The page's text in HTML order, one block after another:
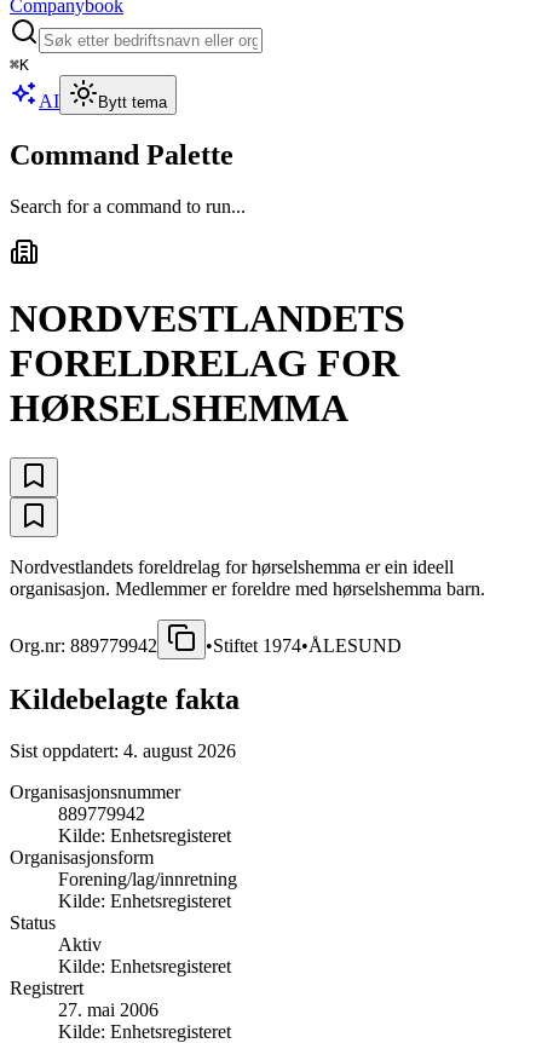
Companybook
⌘K
AI Bytt tema
Command Palette
Search for a command to run...
NORDVESTLANDETS
FORELDRELAG FOR
HØRSELSHEMMA
Nordvestlandets foreldrelag for hørselshemma er ein ideell
organisasjon. Medlemmer er foreldre med hørselshemma barn.
Org.nr: 889779942 •Stiftet 1974•ÅLESUND
Kildebelagte fakta
Sist oppdatert: 4. august 2026
Organisasjonsnummer
889779942
Kilde: Enhetsregisteret
Organisasjonsform
Forening/lag/innretning
Kilde: Enhetsregisteret
Status
Aktiv
Kilde: Enhetsregisteret
Registrert
27. mai 2006
Kilde: Enhetsregisteret